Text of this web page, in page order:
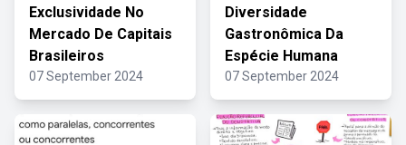
Exclusividade No
Mercado De Capitais
Brasileiros
07 September 2024
Diversidade
Gastronômica Da
Espécie Humana
07 September 2024